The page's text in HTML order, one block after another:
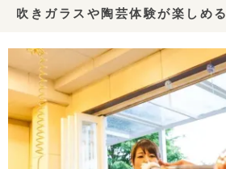
吹きガラスや陶芸体験が楽しめる